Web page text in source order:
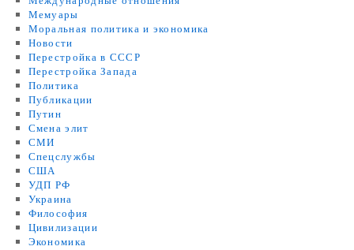
Мемуары
Моральная политика и экономика
Новости
Перестройка в СССР
Перестройка Запада
Политика
Публикации
Путин
Смена элит
СМИ
Спецслужбы
США
УДП РФ
Украина
Философия
Цивилизации
Экономика